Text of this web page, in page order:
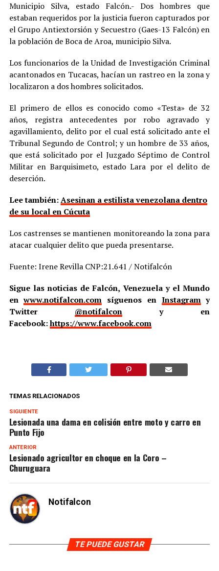
Municipio Silva, estado Falcón.- Dos hombres que
estaban requeridos por la justicia fueron capturados por
el Grupo Antiextorsión y Secuestro (Gaes-13 Falcón) en
la población de Boca de Aroa, municipio Silva.
Los funcionarios de la Unidad de Investigación Criminal
acantonados en Tucacas, hacían un rastreo en la zona y
localizaron a dos hombres solicitados.
El primero de ellos es conocido como «Testa» de 32
años, registra antecedentes por robo agravado y
agavillamiento, delito por el cual está solicitado ante el
Tribunal Segundo de Control; y un hombre de 33 años,
que está solicitado por el Juzgado Séptimo de Control
Militar en Barquisimeto, estado Lara por el delito de
deserción.
Lee también:Asesinan a estilista venezolana dentro
de su local en Cúcuta
Los castrenses se mantienen monitoreando la zona para
atacar cualquier delito que pueda presentarse.
Fuente: Irene Revilla CNP:21.641 / Notifalcón
Sigue las noticias de Falcón, Venezuela y el Mundo
enwww.notifalcon.com síguenos en Instagramy
Twitter @notifalcony en
Facebook:https://www.facebook.com
TEMAS RELACIONADOS
SIGUIENTE
Lesionada una dama en colisión entre moto y carro en
Punto Fijo
ANTERIOR
Lesionado agricultor en choque en la Coro –
Churuguara
Notifalcon
TE PUEDE GUSTAR